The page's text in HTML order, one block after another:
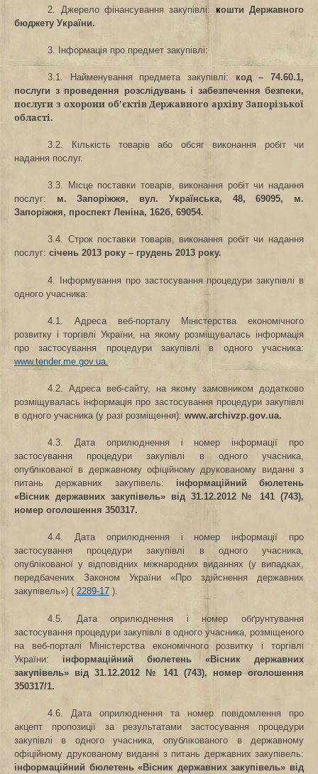
2. Джерело фінансування закупівлі: кошти Державного
бюджету України.
3. Інформація про предмет закупівлі:
3.1. Найменування предмета закупівлі: код –
74.60.1,
послуги з проведення розслідувань і забезпечення безпеки,
послуги з охорони об’єктів Державного архіву Запорізької
області.
3.2. Кількість товарів або обсяг виконання робіт чи
надання послуг.
3.3. Місце поставки товарів, виконання робіт чи надання
послуг: м. Запоріжжя, вул. Українська, 48, 69095, м.
Запоріжжя, проспект Леніна, 162б, 69054.
3.4. Строк поставки товарів, виконання робіт чи надання
послуг: січень 2013 року – грудень 2013 року.
4. Інформування про застосування процедури закупівлі в
одного учасника:
4.1. Адреса веб-порталу Міністерства економічного
розвитку і торгівлі України, на якому розміщувалась інформація
про застосування процедури закупівлі в одного учасника:
www.tender.me.gov.ua.
4.2. Адреса веб-сайту, на якому замовником додатково
розміщувалась інформація про застосування процедури закупівлі
в одного учасника (у разі розміщення): www.archivzp.gov.ua.
4.3. Дата оприлюднення і номер інформації про
застосування процедури закупівлі в одного учасника,
опублікованої в державному офіційному друкованому виданні з
питань державних закупівель: інформаційний бюлетень
«Вісник державних закупівель» від 31.12.2012 № 141 (743),
номер оголошення 350317.
4.4. Дата оприлюднення і номер інформації про
застосування процедури закупівлі в одного учасника,
опублікованої у відповідних міжнародних виданнях (у випадках,
передбачених Законом України «Про здійснення державних
закупівель») ( 2289-17 ).
4.5. Дата оприлюднення і номер обґрунтування
застосування процедури закупівлі в одного учасника, розміщеного
на веб-порталі Міністерства економічного розвитку і торгівлі
України: інформаційний бюлетень «Вісник державних
закупівель» від 31.12.2012 № 141 (743), номер оголошення
350317/1.
4.6. Дата оприлюднення та номер повідомлення про
акцепт пропозиції за результатами застосування процедури
закупівлі в одного учасника, опублікованого в державному
офіційному друкованому виданні з питань державних закупівель:
інформаційний бюлетень «Вісник державних закупівель» від